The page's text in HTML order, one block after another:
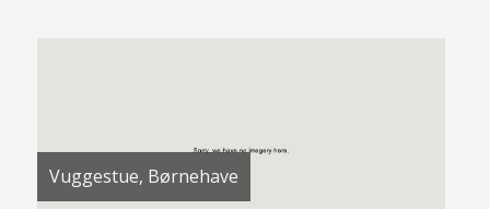
Vuggestue, Børnehave